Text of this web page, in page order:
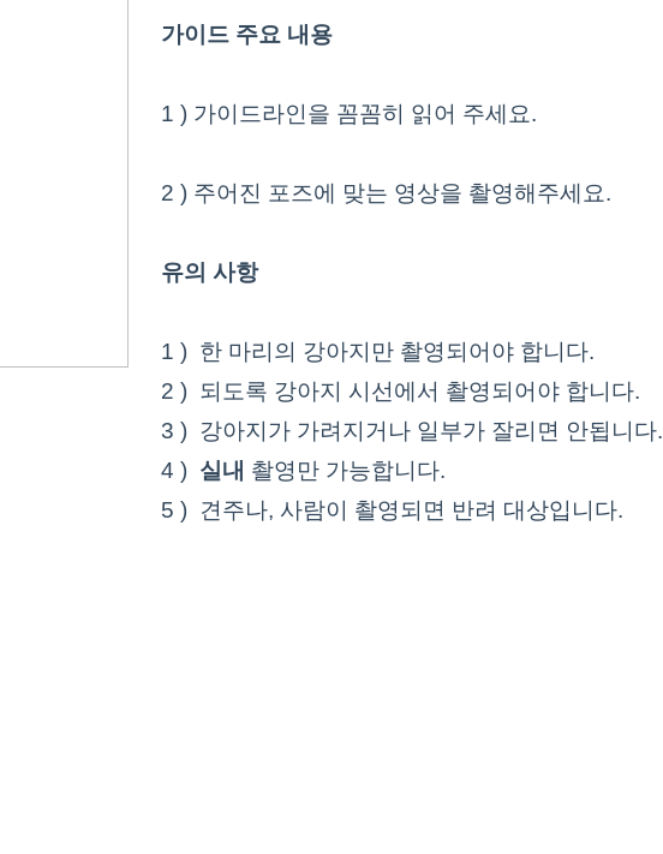
가이드 주요 내용
1 ) 가이드라인을 꼼꼼히 읽어 주세요.
2 ) 주어진 포즈에 맞는 영상을 촬영해주세요.
유의 사항
1 ) 한 마리의 강아지만 촬영되어야 합니다.
2 ) 되도록 강아지 시선에서 촬영되어야 합니다.
3 ) 강아지가 가려지거나 일부가 잘리면 안됩니다.
4 ) 실내 촬영만 가능합니다.
5 ) 견주나, 사람이 촬영되면 반려 대상입니다.